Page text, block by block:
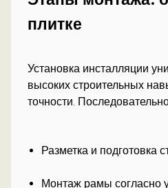
плитке
Установка инсталляции
высоких строительных
точности.
Разметка и подготовка
Монтаж рамы согласно